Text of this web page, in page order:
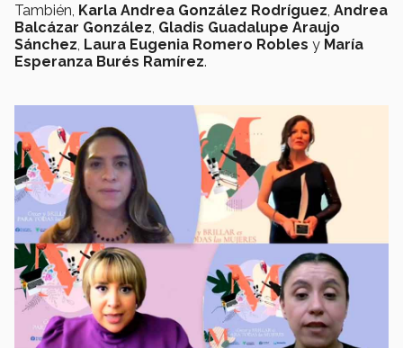
También, Karla Andrea González Rodríguez Andrea
Balcázar González Gladis Guadalupe Araujo
Sánchez Laura Eugenia Romero Robles y María
Esperanza Burés Ramírez.